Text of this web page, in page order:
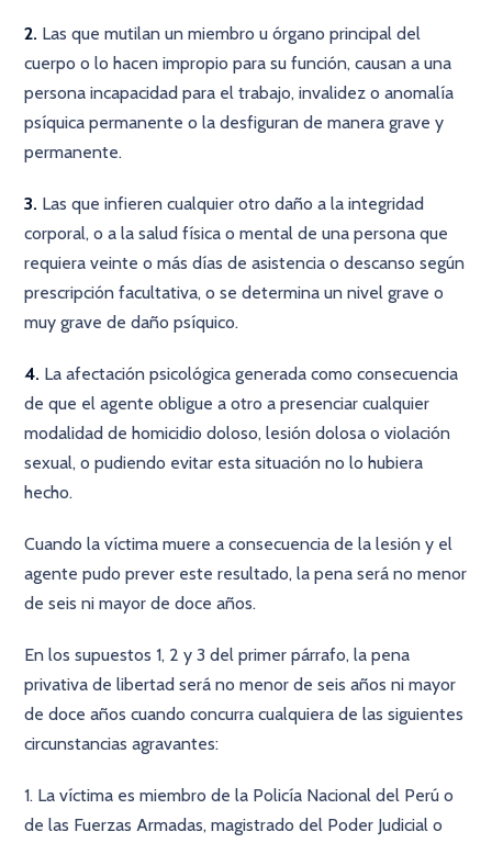
2. Las que mutilan un miembro u órgano principal del
cuerpo o lo hacen impropio para su función, causan a una
persona incapacidad para el trabajo, invalidez o anomalía
psíquica permanente o la desfiguran de manera grave y
permanente.
3. Las que infieren cualquier otro daño a la integridad
corporal, o a la salud física o mental de una persona que
requiera veinte o más días de asistencia o descanso según
prescripción facultativa, o se determina un nivel grave o
muy grave de daño psíquico.
4. La afectación psicológica generada como consecuencia
de que el agente obligue a otro a presenciar cualquier
modalidad de homicidio doloso, lesión dolosa o violación
sexual, o pudiendo evitar esta situación no lo hubiera
hecho.
Cuando la víctima muere a consecuencia de la lesión y el
agente pudo prever este resultado, la pena será no menor
de seis ni mayor de doce años.
En los supuestos 1, 2 y 3 del primer párrafo, la pena
privativa de libertad será no menor de seis años ni mayor
de doce años cuando concurra cualquiera de las siguientes
circunstancias agravantes:
1. La víctima es miembro de la Policía Nacional del Perú o
de las Fuerzas Armadas, magistrado del Poder Judicial o